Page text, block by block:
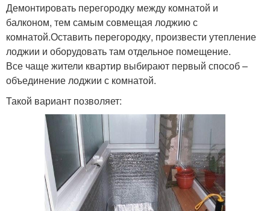
Демонтировать перегородку между комнатой и
балконом, тем самым совмещая лоджию с
комнатой.Оставить перегородку, произвести утепление
лоджии и оборудовать там отдельное помещение.
Все чаще жители квартир выбирают первый способ –
объединение лоджии с комнатой.
Такой вариант позволяет: